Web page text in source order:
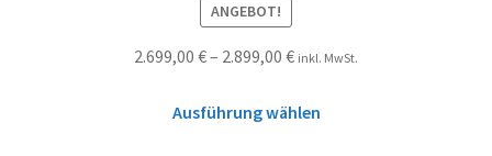
ANGEBOT!
2.699,00 €– 2.899,00 € inkl. MwSt.
Ausführung wählen